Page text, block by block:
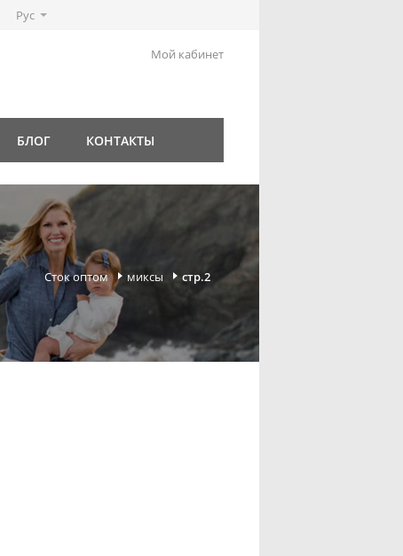
Рус
Мой кабинет
БЛОГ КОНТАКТЫ
Сток оптом миксы стр.2